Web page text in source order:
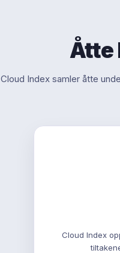
Åtte
Cloud Index samler åtte
Cloud Index